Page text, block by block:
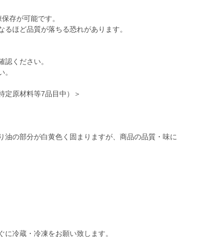
存が可能です。
ほど品質が落ちる恐れがあります。
ください。
定原材料等7品目中）＞
油の部分が白黄色く固まりますが、商品の品質・味に